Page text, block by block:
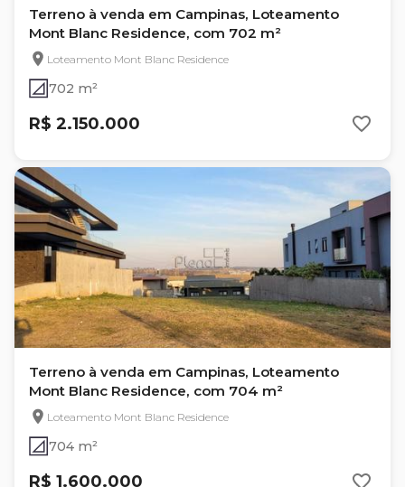
Terreno à venda em Campinas, Loteamento
Mont Blanc Residence, com 702 m²
Loteamento Mont Blanc Residence
702 m²
R$ 2.150.000
Terreno à venda em Campinas, Loteamento
Mont Blanc Residence, com 704 m²
Loteamento Mont Blanc Residence
704 m²
R$ 1.600.000